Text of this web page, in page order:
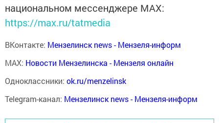
национальном мессенджере MАХ:
https://max.ru/tatmedia
ВКонтакте: Мензелинск news - Мензеля-информ
MAX: Новости Мензелинска - Мензеля онлайн
Одноклассники: ok.ru/menzelinsk
Telegram-канал: Мензелинск news - Мензеля-информ